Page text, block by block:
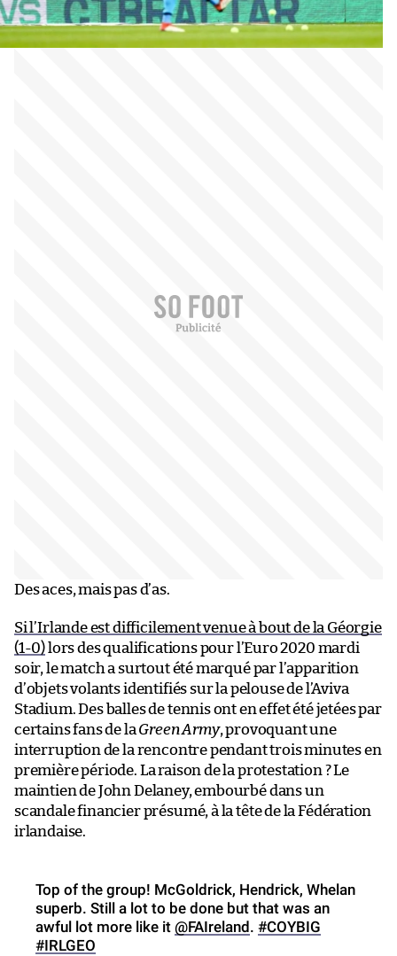
Des aces, mais pas d’as.
Si l’Irlande est difficilement venue à bout de la Géorgie
(1-0) lors des qualifications pour l’Euro 2020 mardi
soir, le match a surtout été marqué par l’apparition
d’objets volants identifiés sur la pelouse de l’Aviva
Stadium. Des balles de tennis ont en effet été jetées par
certains fans de la Green Army, provoquant une
interruption de la rencontre pendant trois minutes en
première période. La raison de la protestation ? Le
maintien de John Delaney, embourbé dans un
scandale financier présumé, à la tête de la Fédération
irlandaise.
Top of the group! McGoldrick, Hendrick, Whelan
superb. Still a lot to be done but that was an
awful lot more like it @FAIreland. #COYBIG
#IRLGEO